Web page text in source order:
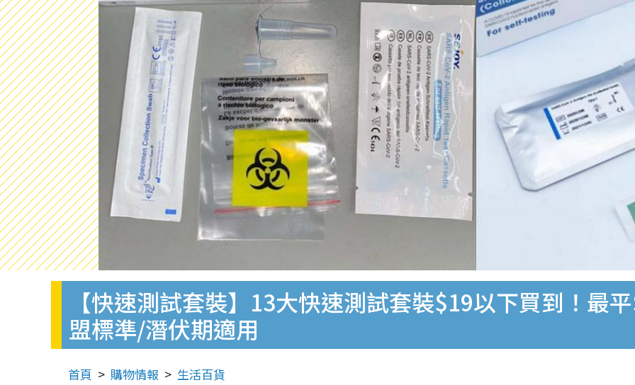
【快速測試套裝】13大快速測試套裝$19以下買到！最
盟標準/潛伏期適用
首頁 購物情報 生活百貨